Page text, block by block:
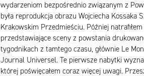
wydarzeniom bezpośrednio związanym z
była reprodukcja obrazu Wojciecha Kossaka
Krakowskim Przedmieściu. Później
przedstawiające sceny z powstania
tygodnikach z tamtego czasu, głównie Le
Journal Universel. Te pierwsze nabytki
której poświęcałem coraz więcej uwagi.